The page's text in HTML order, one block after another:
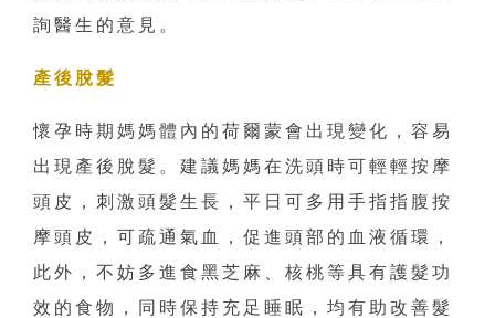
詢醫生的意見。
產後脫髮
懷孕時期媽媽體內的荷爾蒙會出現變化，容易
出現產後脫髮。建議媽媽在洗頭時可輕輕按摩
頭皮，刺激頭髮生長，平日可多用手指指腹按
摩頭皮，可疏通氣血，促進頭部的血液循環，
此外，不妨多進食黑芝麻、核桃等具有護髮功
效的食物，同時保持充足睡眠，均有助改善髮